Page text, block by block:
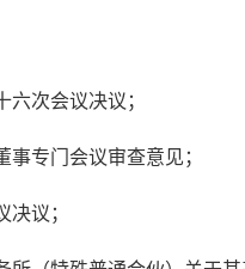
次会议决议；
专门会议审查意见；
议；